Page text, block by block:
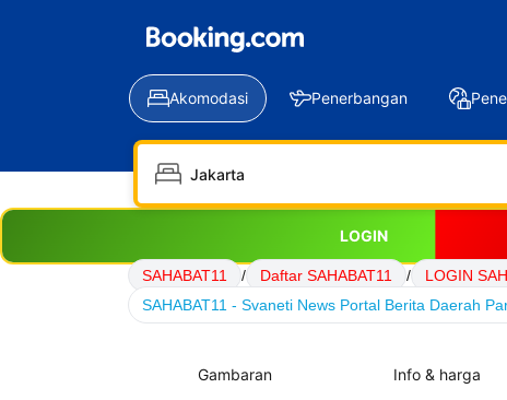
Akomodasi Penerbangan
LOGIN
SAHABAT11 / Daftar SAHABAT11 / LOGIN
SAHABAT11 - Svaneti News Portal Berita Daerah
Gambaran Info & harga